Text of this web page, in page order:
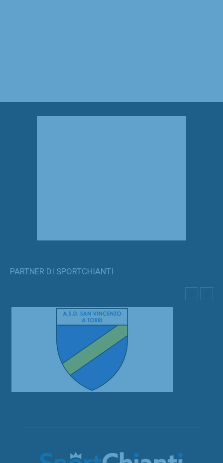
PARTNER DI SPORTCHIANTI